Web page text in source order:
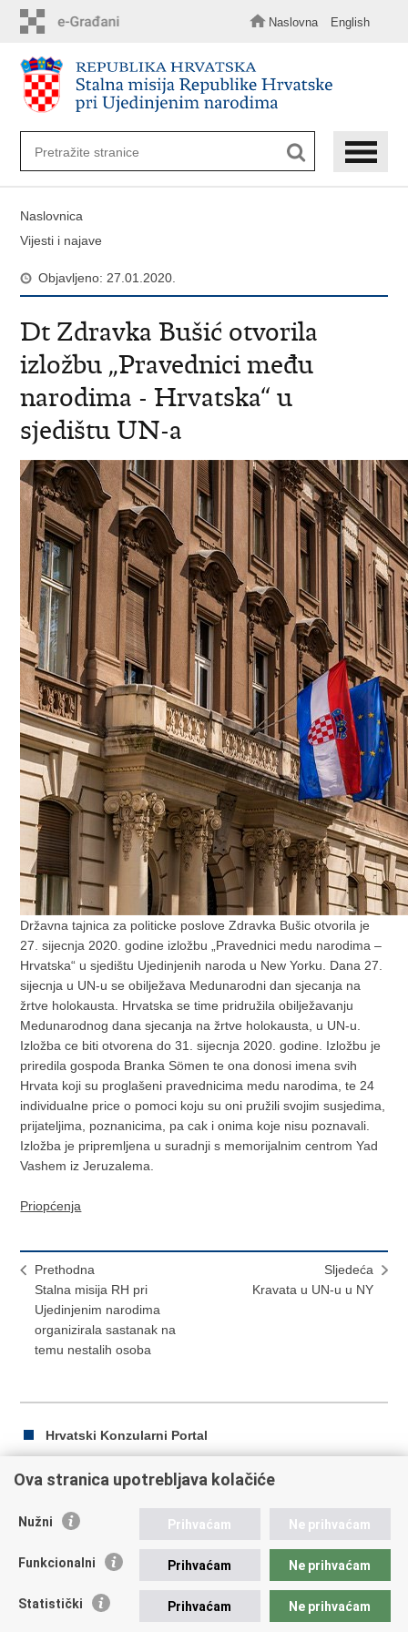
sadržaj
Naslovna English
Naslovnica
Vijesti i najave
Objavljeno: 27.01.2020.
Dt Zdravka Bušić otvorila
izložbu „Pravednici među
narodima - Hrvatska“ u
sjedištu UN-a
Državna tajnica za politicke poslove Zdravka Bušic otvorila je
27. sijecnja 2020. godine izložbu „Pravednici medu narodima –
Hrvatska“ u sjedištu Ujedinjenih naroda u New Yorku. Dana 27.
sijecnja u UN-u se obilježava Medunarodni dan sjecanja na
žrtve holokausta. Hrvatska se time pridružila obilježavanju
Medunarodnog dana sjecanja na žrtve holokausta, u UN-u.
Izložba ce biti otvorena do 31. sijecnja 2020. godine. Izložbu je
priredila gospoda Branka Sömen te ona donosi imena svih
Hrvata koji su proglašeni pravednicima medu narodima, te 24
individualne price o pomoci koju su oni pružili svojim susjedima,
prijateljima, poznanicima, pa cak i onima koje nisu poznavali.
Izložba je pripremljena u suradnji s memorijalnim centrom Yad
Vashem iz Jeruzalema.
Priopćenja
Prethodna
Stalna misija RH pri
Ujedinjenim narodima
organizirala sastanak na
temu nestalih osoba
Sljedeća
Kravata u UN-u u NY
Hrvatski Konzularni Portal
Ispiši
Podijeli
Facebooku
Twitteru
Republika Hrvatska
Trg N.Š. Zrinskog 7-8, 10000 Zagreb
Ova stranica upotrebljava kolačiće
Nužni Prihvaćam Ne prihvaćam
Funkcionalni Prihvaćam Ne prihvaćam
Statistički Prihvaćam Ne prihvaćam